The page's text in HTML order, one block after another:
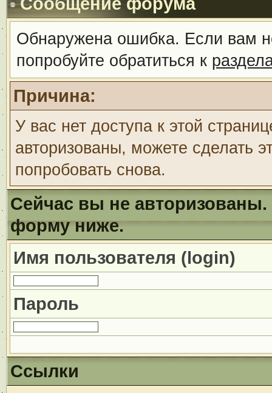
Обнаружена ошибка. Если вам
попробуйте обратиться к
Причина:
У вас нет доступа к этой
авторизованы, можете сделать
попробовать снова.
Сейчас вы не авторизованы.
форму ниже.
Имя пользователя (login)
Пароль
Ссылки